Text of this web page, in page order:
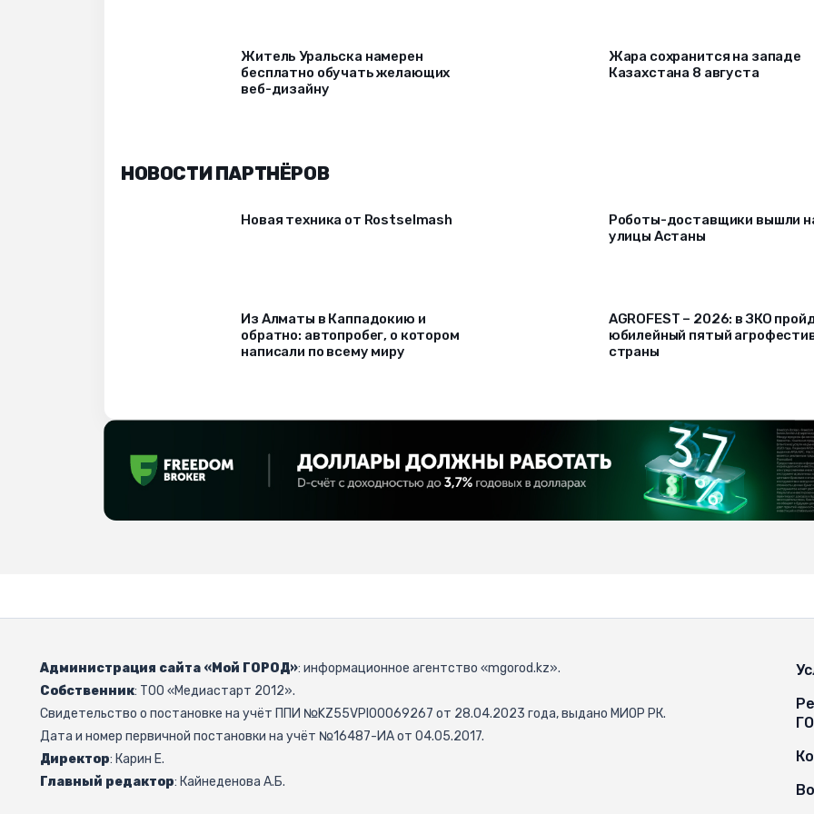
Житель Уральска намерен
бесплатно обучать желающих
веб-дизайну
Жара сохранится на западе
Казахстана 8 августа
НОВОСТИ ПАРТНЁРОВ
Новая техника от Rostselmash
Роботы-доставщики вышли
улицы Астаны
Из Алматы в Каппадокию и
обратно: автопробег, о котором
написали по всему миру
AGROFEST – 2026: в ЗКО
юбилейный пятый
страны
Администрация сайта «Мой ГОРОД»: информационное агентство «mgorod.kz».
Собственник: ТОО «Медиастарт 2012».
Свидетельство о постановке на учёт ППИ №KZ55VPI00069267 от 28.04.2023 года, выдано МИОР РК.
Дата и номер первичной постановки на учёт №16487-ИА от 04.05.2017.
Директор: Карин Е.
Главный редактор: Кайнеденова А.Б.